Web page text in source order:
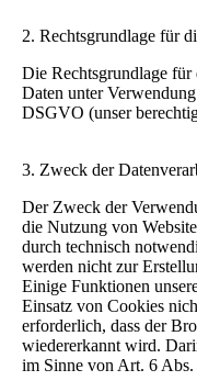
2. Rechtsgrundlage für
Die Rechtsgrundlage für
Daten unter
DSGVO (unser
3. Zweck der
Der Zweck der
die Nutzung von
durch technisch
werden nicht zur
Einige Funktionen
Einsatz von Cookies
erforderlich, dass der
wiedererkannt wird.
im Sinne von Art. 6